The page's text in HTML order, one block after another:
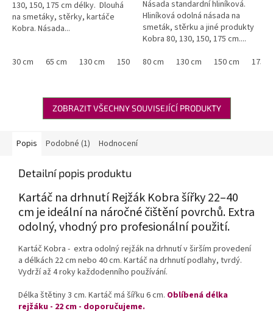
130, 150, 175 cm délky. Dlouhá
na smetáky, stěrky, kartáče
Kobra. Násada...
30 cm 65 cm 130 cm 150 cm 175 cm
Násada standardní hliníková.
Hliníková odolná násada na
smeták, stěrku a jiné produkty
Kobra 80, 130, 150, 175 cm....
80 cm
130 cm 150 cm 175
ZOBRAZIT VŠECHNY SOUVISEJÍCÍ PRODUKTY
Popis Podobné (1) Hodnocení
Detailní popis produktu
Kartáč na drhnutí Rejžák Kobra šířky 22–40
cm je ideální na náročné čištění povrchů. Extra
odolný, vhodný pro profesionální použití.
Kartáč Kobra - extra odolný rejžák na drhnutí v širším provedení
a délkách 22 cm nebo 40 cm. Kartáč na drhnutí podlahy, tvrdý.
Vydrží až 4 roky každodenního používání.
Délka štětiny 3 cm. Kartáč má šířku 6 cm. Oblíbená délka
rejžáku - 22 cm - doporučujeme.